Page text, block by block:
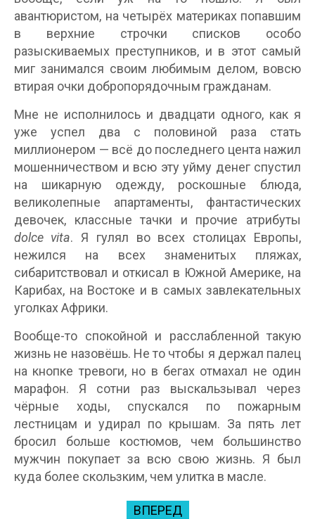
авантюристом, на четырёх материках попавшим
в верхние строчки списков особо
разыскиваемых преступников, и в этот самый
миг занимался своим любимым делом, вовсю
втирая очки добропорядочным гражданам.
Мне не исполнилось и двадцати одного, как я
уже успел два с половиной раза стать
миллионером — всё до последнего цента нажил
мошенничеством и всю эту уйму денег спустил
на шикарную одежду, роскошные блюда,
великолепные апартаменты, фантастических
девочек, классные тачки и прочие атрибуты
dolce vita. Я гулял во всех столицах Европы,
нежился на всех знаменитых пляжах,
сибаритствовал и откисал в Южной Америке, на
Карибах, на Востоке и в самых завлекательных
уголках Африки.
Вообще-то спокойной и расслабленной такую
жизнь не назовёшь. Не то чтобы я держал палец
на кнопке тревоги, но в бегах отмахал не один
марафон. Я сотни раз выскальзывал через
чёрные ходы, спускался по пожарным
лестницам и удирал по крышам. За пять лет
бросил больше костюмов, чем большинство
мужчин покупает за всю свою жизнь. Я был
куда более скользким, чем улитка в масле.
ВПЕРЕД